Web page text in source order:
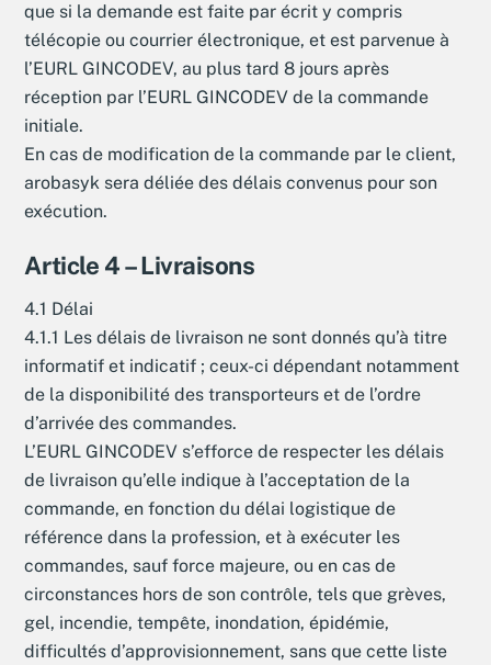
que si la demande est faite par écrit y compris
télécopie ou courrier électronique, et est parvenue à
l’EURL GINCODEV, au plus tard 8 jours après
réception par l’EURL GINCODEV de la commande
initiale.
En cas de modification de la commande par le client,
arobasyk sera déliée des délais convenus pour son
exécution.
Article 4 – Livraisons
4.1 Délai
4.1.1 Les délais de livraison ne sont donnés qu’à titre
informatif et indicatif ; ceux-ci dépendant notamment
de la disponibilité des transporteurs et de l’ordre
d’arrivée des commandes.
L’EURL GINCODEV s’efforce de respecter les délais
de livraison qu’elle indique à l’acceptation de la
commande, en fonction du délai logistique de
référence dans la profession, et à exécuter les
commandes, sauf force majeure, ou en cas de
circonstances hors de son contrôle, tels que grèves,
gel, incendie, tempête, inondation, épidémie,
difficultés d’approvisionnement, sans que cette liste